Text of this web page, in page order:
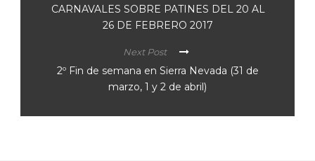
CARNAVALES SOBRE PATINES DEL 20 AL
26 DE FEBRERO 2017
Next Post
2º Fin de semana en Sierra Nevada (31 de
marzo, 1 y 2 de abril)